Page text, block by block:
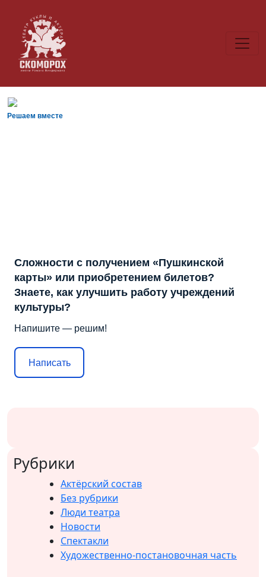
Решаем вместе
Сложности с получением «Пушкинской
карты» или приобретением билетов?
Знаете, как улучшить работу учреждений
культуры?
Напишите — решим!
Написать
Рубрики
Актёрский состав
Без рубрики
Люди театра
Новости
Спектакли
Художественно-постановочная часть